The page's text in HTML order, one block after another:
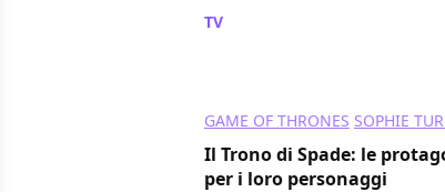
TV
GAME OF THRONES SOPHIE
Il Trono di Spade: le
per i loro personaggi